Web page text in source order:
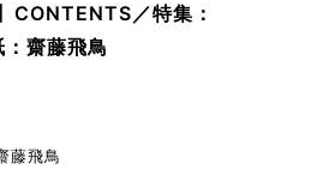
CONTENTS／特集：
齋藤飛鳥
藤飛鳥